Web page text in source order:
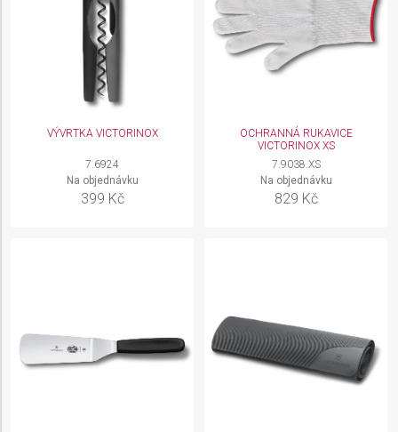
VÝVRTKA VICTORINOX
7.6924
Na objednávku
399 Kč
OCHRANNÁ RUKAVICE
VICTORINOX XS
7.9038.XS
Na objednávku
829 Kč